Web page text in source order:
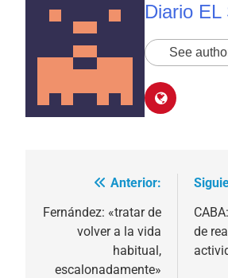
Diario EL
See
Navegación
de
entradas
Anterior:
Fernández: «tratar de
volver a la vida
habitual,
escalonadamente»
de